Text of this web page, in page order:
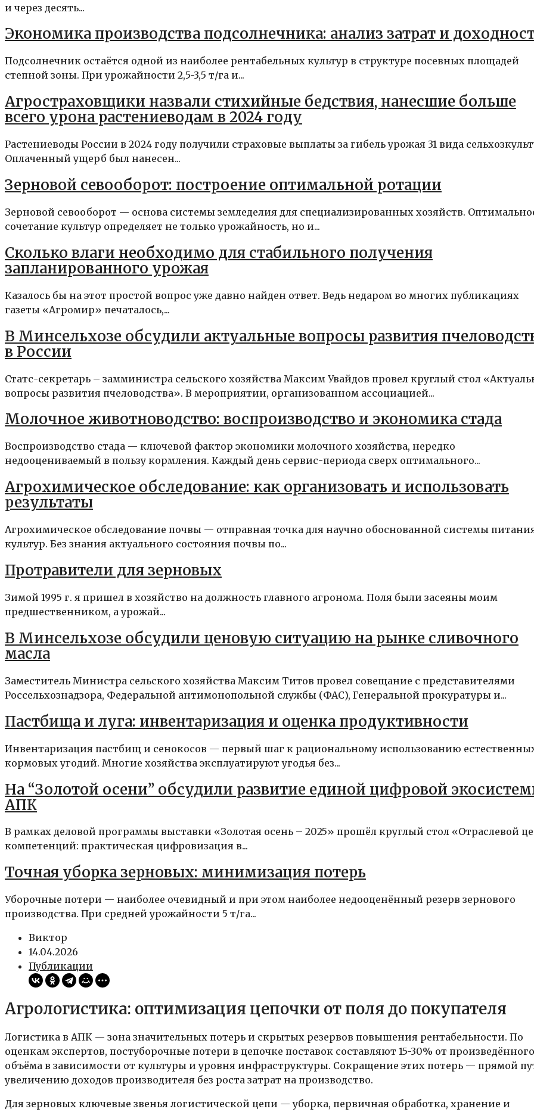
и через десять...
Экономика производства подсолнечника: анализ затрат и
Подсолнечник остаётся одной из наиболее рентабельных культур в структуре посевных площадей
степной зоны. При урожайности 2,5-3,5 т/га и...
Агростраховщики назвали стихийные бедствия, нанесшие больше
всего урона растениеводам в 2024 году
Растениеводы России в 2024 году получили страховые выплаты за гибель урожая 31 вида
Оплаченный ущерб был нанесен...
Зерновой севооборот: построение оптимальной ротации
Зерновой севооборот — основа системы земледелия для специализированных хозяйств.
сочетание культур определяет не только урожайность, но и...
Сколько влаги необходимо для стабильного получения
запланированного урожая
Казалось бы на этот простой вопрос уже давно найден ответ. Ведь недаром во многих публикациях
газеты «Агромир» печаталось,...
В Минсельхозе обсудили актуальные вопросы развития
в России
Статс-секретарь – замминистра сельского хозяйства Максим Увайдов провел круглый стол
вопросы развития пчеловодства». В мероприятии, организованном ассоциацией...
Молочное животноводство: воспроизводство и экономика стада
Воспроизводство стада — ключевой фактор экономики молочного хозяйства, нередко
недооцениваемый в пользу кормления. Каждый день сервис-периода сверх оптимального...
Агрохимическое обследование: как организовать и использовать
результаты
Агрохимическое обследование почвы — отправная точка для научно обоснованной системы
культур. Без знания актуального состояния почвы по...
Протравители для зерновых
Зимой 1995 г. я пришел в хозяйство на должность главного агронома. Поля были засеяны моим
предшественником, а урожай...
В Минсельхозе обсудили ценовую ситуацию на рынке сливочного
масла
Заместитель Министра сельского хозяйства Максим Титов провел совещание с представителями
Россельхознадзора, Федеральной антимонопольной службы (ФАС), Генеральной прокуратуры и...
Пастбища и луга: инвентаризация и оценка продуктивности
Инвентаризация пастбищ и сенокосов — первый шаг к рациональному использованию
кормовых угодий. Многие хозяйства эксплуатируют угодья без...
На “Золотой осени” обсудили развитие единой цифровой
АПК
В рамках деловой программы выставки «Золотая осень – 2025» прошёл круглый стол «Отраслевой
компетенций: практическая цифровизация в...
Точная уборка зерновых: минимизация потерь
Уборочные потери — наиболее очевидный и при этом наиболее недооценённый резерв зернового
производства. При средней урожайности 5 т/га...
Виктор
14.04.2026
Публикации
Агрологистика: оптимизация цепочки от поля до покупателя
Логистика в АПК — зона значительных потерь и скрытых резервов повышения рентабельности. По
оценкам экспертов, постуборочные потери в цепочке поставок составляют 15-30% от произведённого
объёма в зависимости от культуры и уровня инфраструктуры. Сокращение этих потерь — прямой
увеличению доходов производителя без роста затрат на производство.
Для зерновых ключевые звенья логистической цепи — уборка, первичная обработка, хранение и